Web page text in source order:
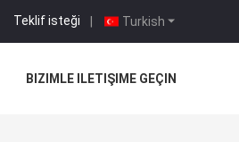
Turkish
Teklif isteği |
BIZIMLE ILETIŞIME GEÇIN